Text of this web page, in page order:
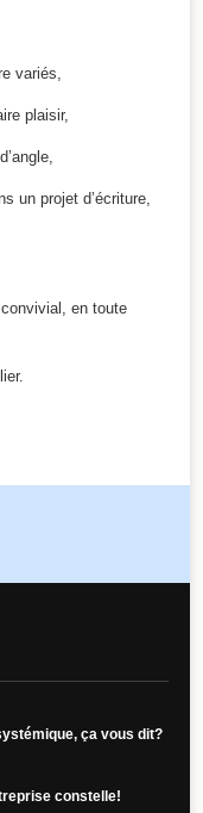
variés,
plaisir,
un projet d’écriture,
en toute
ça vous dit?
constelle!